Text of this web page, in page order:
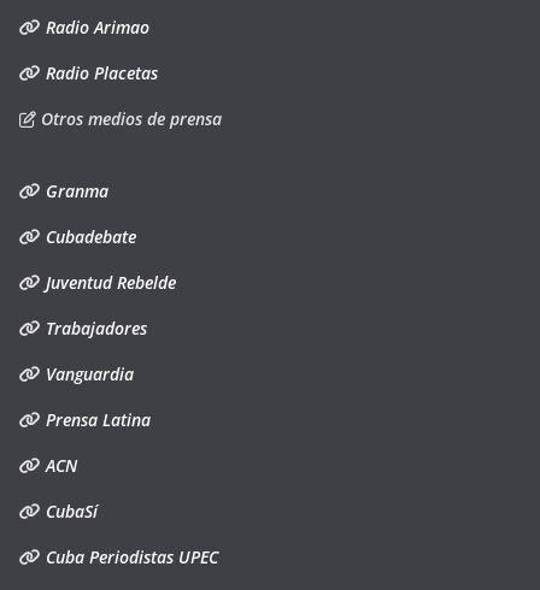
Radio Arimao
Radio Placetas
Otros medios de prensa
Granma
Cubadebate
Juventud Rebelde
Trabajadores
Vanguardia
Prensa Latina
ACN
CubaSí
Cuba Periodistas UPEC